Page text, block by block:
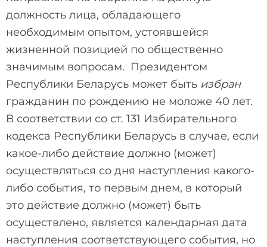
должность лица, обладающего
необходимым опытом, устоявшейся
жизненной позицией по общественно
значимым вопросам. Президентом
Республики Беларусь может быть избран
гражданин по рождению не моложе 40 лет.
В соответствии со ст. 131 Избирательного
кодекса Республики Беларусь в случае, если
какое-либо действие должно (может)
осуществляться со дня наступления какого-
либо события, то первым днем, в который
это действие должно (может) быть
осуществлено, является календарная дата
наступления соответствующего события, но